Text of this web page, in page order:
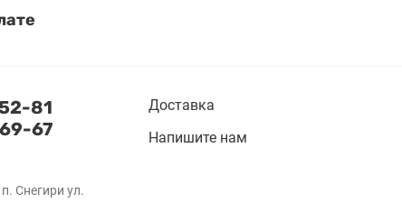
81
67
Снегири ул.
Доставка
Напишите нам